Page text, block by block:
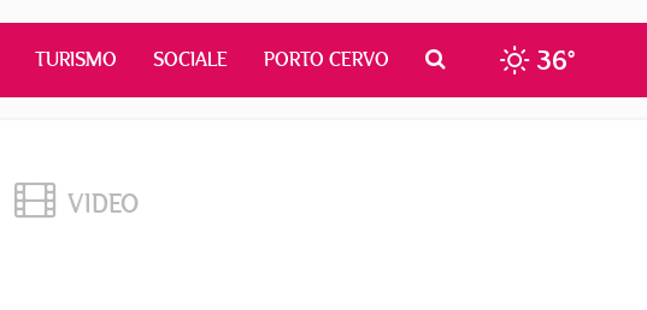
TURISMO SOCIALE PORTO CERVO 36°
VIDEO